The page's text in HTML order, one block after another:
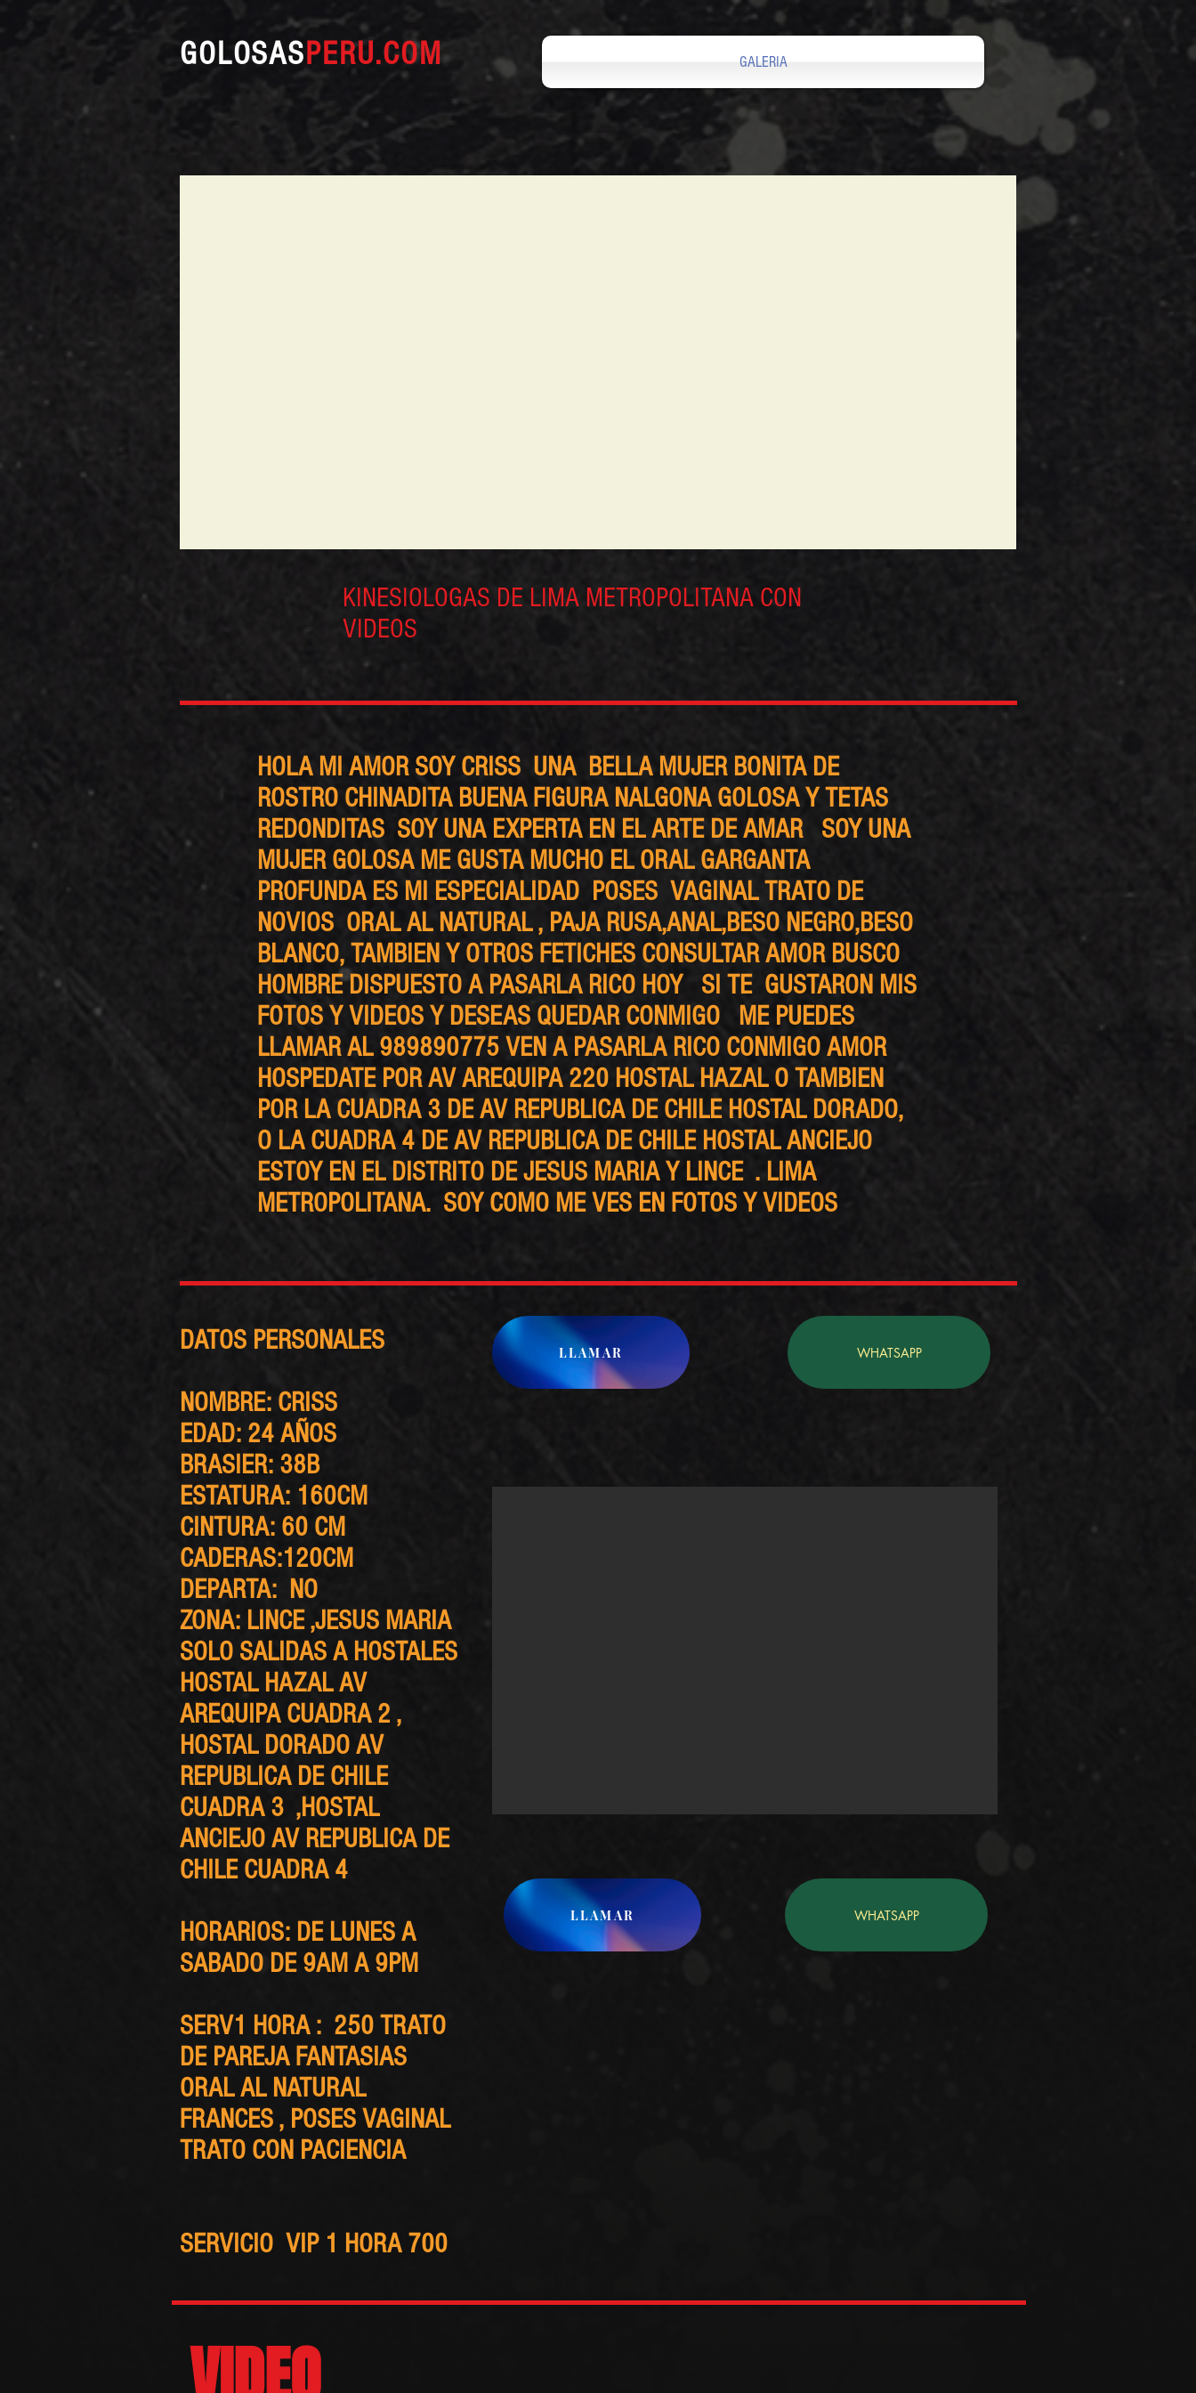
GOLOSASPERU.COM GALERIA
KINESIOLOGAS DE LIMA METROPOLITANA CON
VIDEOS
HOLA MI AMOR SOY CRISS UNA BELLA MUJER BONITA DE
ROSTRO CHINADITA BUENA FIGURA NALGONA GOLOSA Y TETAS
REDONDITAS SOY UNA EXPERTA EN EL ARTE DE AMAR SOY UNA
MUJER GOLOSA ME GUSTA MUCHO EL ORAL GARGANTA
PROFUNDA ES MI ESPECIALIDAD POSES VAGINAL TRATO DE
NOVIOS ORAL AL NATURAL , PAJA RUSA,ANAL,BESO NEGRO,BESO
BLANCO, TAMBIEN Y OTROS FETICHES CONSULTAR AMOR BUSCO
HOMBRE DISPUESTO A PASARLA RICO HOY SI TE GUSTARON MIS
FOTOS Y VIDEOS Y DESEAS QUEDAR CONMIGO ME PUEDES
LLAMAR AL 989890775 VEN A PASARLA RICO CONMIGO AMOR
HOSPEDATE POR AV AREQUIPA 220 HOSTAL HAZAL O TAMBIEN
POR LA CUADRA 3 DE AV REPUBLICA DE CHILE HOSTAL DORADO,
O LA CUADRA 4 DE AV REPUBLICA DE CHILE HOSTAL ANCIEJO
ESTOY EN EL DISTRITO DE JESUS MARIA Y LINCE . LIMA
METROPOLITANA. SOY COMO ME VES EN FOTOS Y VIDEOS
DATOS PERSONALES
NOMBRE: CRISS
EDAD: 24 AÑOS
BRASIER: 38B
ESTATURA: 160CM
CINTURA: 60 CM
CADERAS:120CM
DEPARTA: NO
ZONA: LINCE ,JESUS MARIA
SOLO SALIDAS A HOSTALES
HOSTAL HAZAL AV
AREQUIPA CUADRA 2 ,
HOSTAL DORADO AV
REPUBLICA DE CHILE
CUADRA 3 ,HOSTAL
ANCIEJO AV REPUBLICA DE
CHILE CUADRA 4
HORARIOS: DE LUNES A
SABADO DE 9AM A 9PM
SERV1 HORA : 250 TRATO
DE PAREJA FANTASIAS
ORAL AL NATURAL
FRANCES , POSES VAGINAL
TRATO CON PACIENCIA
SERVICIO VIP 1 HORA 700
LLAMAR WHATSAPP
LLAMAR WHATSAPP